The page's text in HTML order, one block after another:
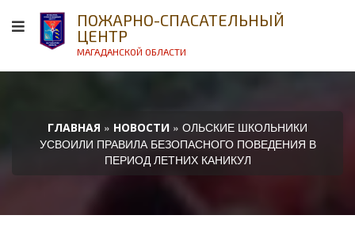
ПОЖАРНО-СПАСАТЕЛЬНЫЙ
ЦЕНТР
МАГАДАНСКОЙ ОБЛАСТИ
ГЛАВНАЯ » НОВОСТИ » ОЛЬСКИЕ ШКОЛЬНИКИ
УСВОИЛИ ПРАВИЛА БЕЗОПАСНОГО ПОВЕДЕНИЯ В
ПЕРИОД ЛЕТНИХ КАНИКУЛ